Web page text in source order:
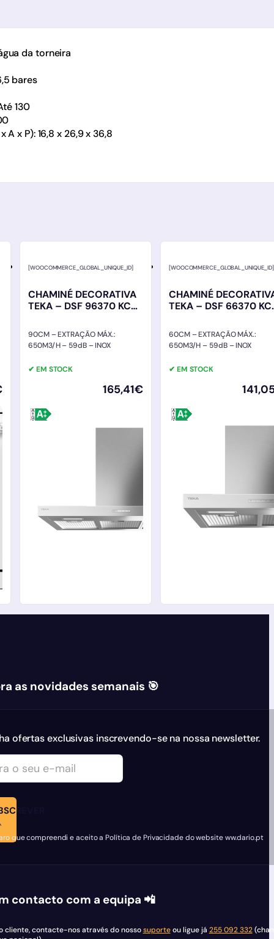
da torneira
​​bares
130
x P): 16,8 x 26,9 x 36,8
[WOOCOMMERCE_GLOBAL_UNIQUE_ID]
CHAMINÉ DECORATIVA
TEKA – DSF 96370 KCS
90CM – EXTRAÇÃO MÁX.:
650M3/H – 59dB – INOX
✔ EM STOCK
165,41€
[WOOCOMMERCE_GLOBAL_UNIQUE_ID]
CHAMINÉ
TEKA – DSF 66370
60CM – EXTRAÇÃO MÁX.:
650M3/H – 59dB – INOX
✔ EM STOCK
as novidades semanais 🎯
ofertas exclusivas inscrevendo-se na nossa newsletter.
que compreendi e aceito a Política de Privacidade do website ww.dario.pt
contacto com a equipa 📲
cliente, contacte-nos através do nossosuporteou ligue já 255 092 332